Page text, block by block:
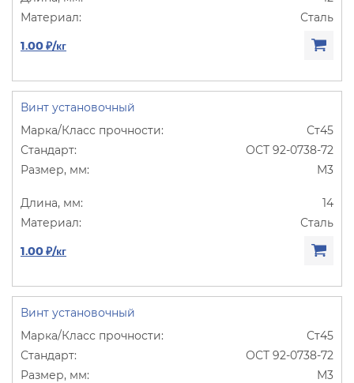
Сталь
1.00 ₽/кг
Винт установочный
Ст45
ОСТ 92-0738-72
М3
14
Сталь
1.00 ₽/кг
Винт установочный
Ст45
ОСТ 92-0738-72
М3